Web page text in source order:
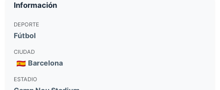
Información
DEPORTE
Fútbol
CIUDAD
Barcelona
ESTADIO